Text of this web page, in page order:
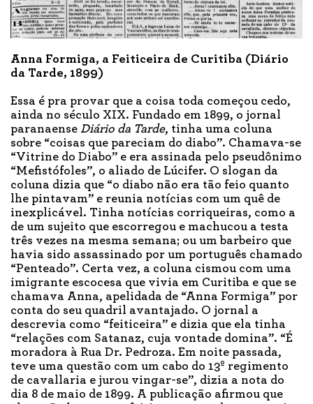
Anna Formiga, a Feiticeira de Curitiba (Diário
da Tarde, 1899)
Essa é pra provar que a coisa toda começou cedo,
ainda no século XIX. Fundado em 1899, o jornal
paranaense Diário da Tarde, tinha uma coluna
sobre “coisas que pareciam do diabo”. Chamava-se
“Vitrine do Diabo” e era assinada pelo pseudônimo
“Mefistófoles”, o aliado de Lúcifer. O slogan da
coluna dizia que “o diabo não era tão feio quanto
lhe pintavam” e reunia notícias com um quê de
inexplicável. Tinha notícias corriqueiras, como a
de um sujeito que escorregou e machucou a testa
três vezes na mesma semana; ou um barbeiro que
havia sido assassinado por um português chamado
“Penteado”. Certa vez, a coluna cismou com uma
imigrante escocesa que vivia em Curitiba e que se
chamava Anna, apelidada de “Anna Formiga” por
conta do seu quadril avantajado. O jornal a
descrevia como “feiticeira” e dizia que ela tinha
“relações com Satanaz, cuja vontade domina”. “É
moradora à Rua Dr. Pedroza. Em noite passada,
teve uma questão com um cabo do 13º regimento
de cavallaria e jurou vingar-se”, dizia a nota do
dia 8 de maio de 1899. A publicação afirmou que